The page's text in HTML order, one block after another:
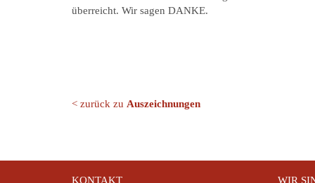
überreicht. Wir sagen DANKE.
< zurück zu Auszeichnungen
KONTAKT WIR